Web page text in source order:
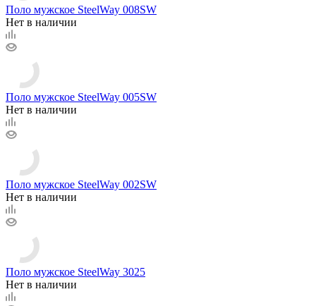
Поло мужское SteelWay 008SW
Нет в наличии
Поло мужское SteelWay 005SW
Нет в наличии
Поло мужское SteelWay 002SW
Нет в наличии
Поло мужское SteelWay 3025
Нет в наличии